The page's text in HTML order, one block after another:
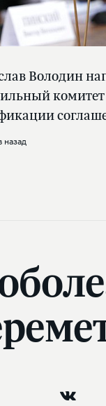
Володин
комитет
назад